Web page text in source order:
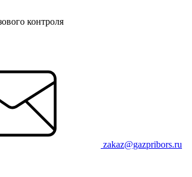
контроля
zakaz@gazpribors.ru